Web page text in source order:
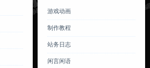
游戏动画
制作教程
站务日志
闲言闲语